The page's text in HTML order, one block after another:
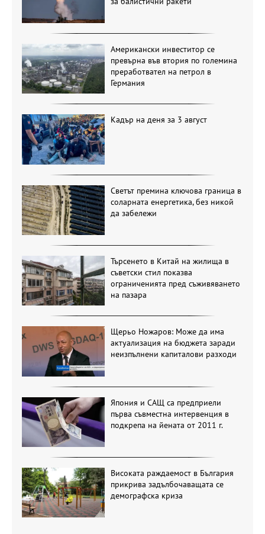
Американски инвеститор се
превърна във втория по големина
преработвател на петрол в
Германия
Кадър на деня за 3 август
Светът премина ключова граница в
соларната енергетика, без никой
да забележи
Търсенето в Китай на жилища в
съветски стил показва
ограниченията пред съживяването
на пазара
Щерьо Ножаров: Може да има
актуализация на бюджета заради
неизпълнени капиталови разходи
Япония и САЩ са предприели
първа съвместна интервенция в
подкрепа на йената от 2011 г.
Високата раждаемост в България
прикрива задълбочаващата се
демографска криза